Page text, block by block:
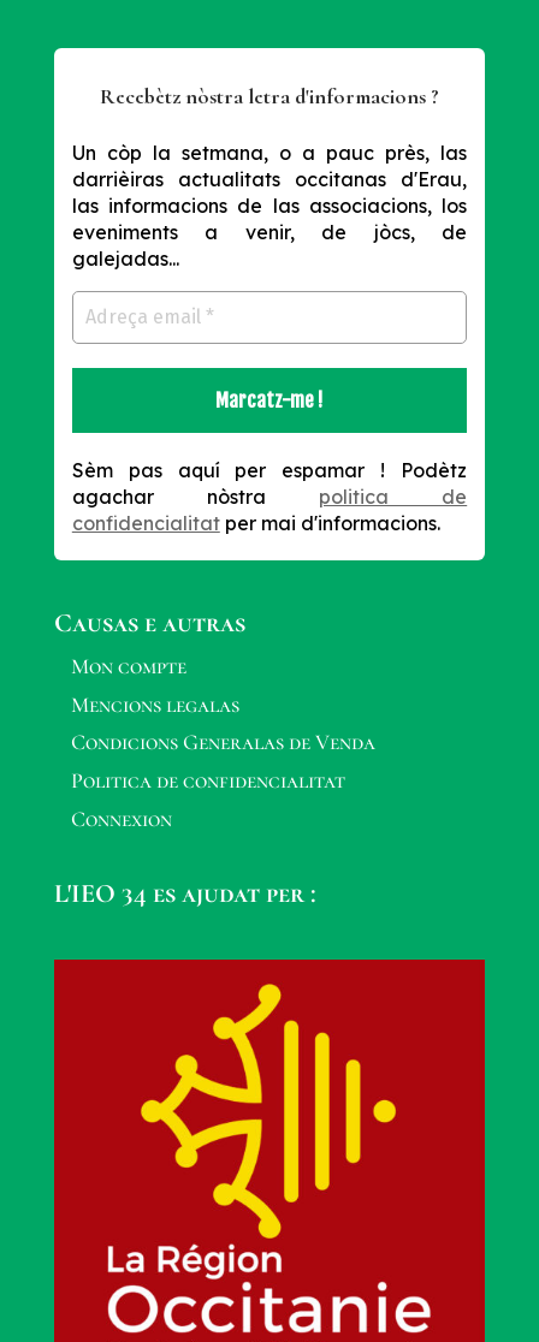
Recebètz nòstra letra d'informacions ?
Un còp la setmana, o a pauc près, las
darrièiras actualitats occitanas d'Erau,
las informacions de las associacions, los
eveniments a venir, de jòcs, de
galejadas...
Sèm pas aquí per espamar !
Podètz
agachar nòstra politica de
confidencialitatper mai d'informacions.
Causas e autras
Mon compte
Mencions legalas
Condicions Generalas de Venda
Politica de confidencialitat
Connexion
L'IEO 34 es ajudat per :